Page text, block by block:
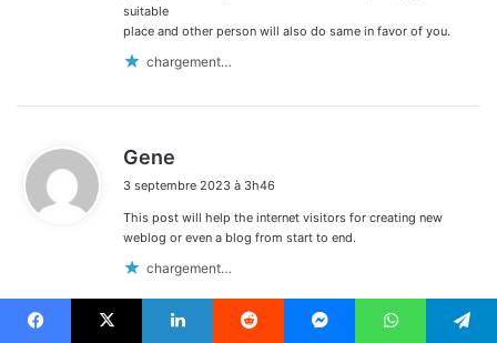
suitable
place and other person will also do same in favor of you.
chargement…
Gene
t
:
3 septembre 2023 à 3h46
This post will help the internet visitors for creating new
weblog or even a blog from start to end.
chargement…